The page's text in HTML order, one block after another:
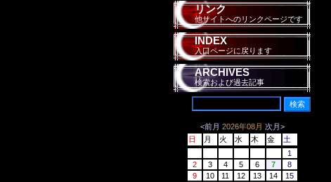
リンク
他サイトへのリンクページです
INDEX
入口ページに戻ります
ARCHIVES
検索および過去記事
<前月 2026年08月 次月>
日
月 火 水 木 金
土
1
2
3 4 5 6 7
8
9
10 11 12 13 14
15